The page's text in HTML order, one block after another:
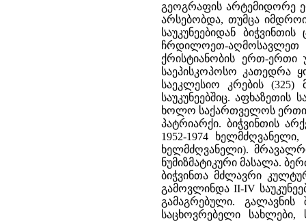
გეოგრაფის არტემიდორე
არსებობდა, თუმცა
საუკუნეებიდან
ჩრდილოეთ-აღმოსავლეთ
ქრისტიანობის ერთ-
საეპისკოპოსო კათედრა
საეკლესიო კრების
საუკუნეებშიც. აფხაზეთის
ხოლო საქართველოს
პატრიარქი. ბიჭვინთის
1952-1974
ხელმძღვანელი).
ნუმიზმატიკური მასალა.
ბიჭვინთა მძლავრი
გამოვლინდა II-IV
გამაგრებული.
საცხოვრებელი სახლები,